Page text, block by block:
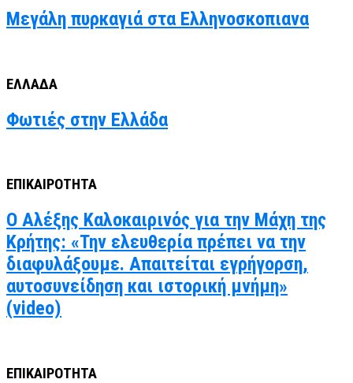
Μεγάλη πυρκαγιά στα Ελληνοσκοπιανα
ΕΛΛΑΔΑ
Φωτιές στην Ελλάδα
ΕΠΙΚΑΙΡΟΤΗΤΑ
Ο Αλέξης Καλοκαιρινός για την Μάχη της
Κρήτης: «Την ελευθερία πρέπει να την
διαφυλάξουμε. Απαιτείται εγρήγορση,
αυτοσυνείδηση και ιστορική μνήμη»
(video)
ΕΠΙΚΑΙΡΟΤΗΤΑ